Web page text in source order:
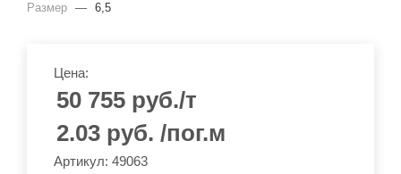
Размер — 6,5
Цена:
50 755 руб./т
2.03 руб. /пог.м
Артикул: 49063